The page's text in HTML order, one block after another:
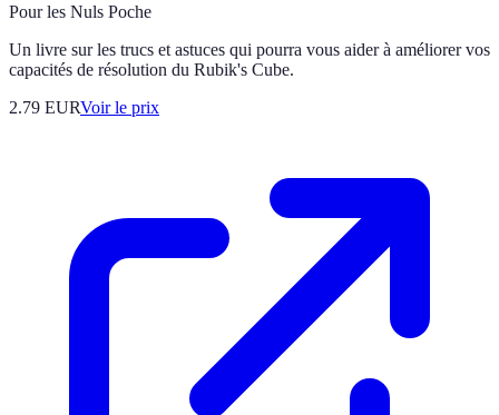
Pour les Nuls Poche
Un livre sur les trucs et astuces qui pourra vous aider à améliorer vos
capacités de résolution du Rubik's Cube.
2.79 EURVoir le prix